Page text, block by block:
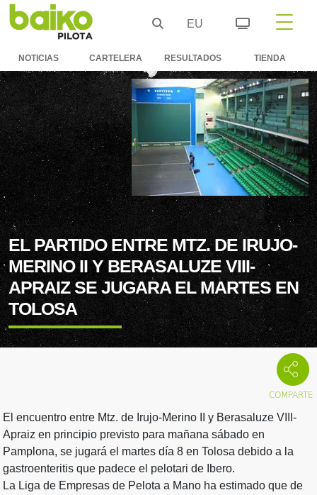
EU
NOTICIAS CARTELERA RESULTADOS TIENDA
EL PARTIDO ENTRE MTZ. DE IRUJO-
MERINO II Y BERASALUZE VIII-
APRAIZ SE JUGARA EL MARTES EN
TOLOSA
El encuentro entre Mtz. de Irujo-Merino II y Berasaluze VIII-
Apraiz en principio previsto para mañana sábado en
Pamplona, se jugará el martes día 8 en Tolosa debido a la
gastroenteritis que padece el pelotari de Ibero.
La Liga de Empresas de Pelota a Mano ha estimado que de